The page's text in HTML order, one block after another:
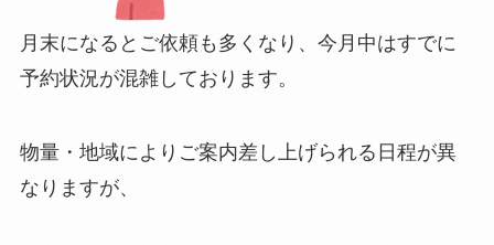
月末になるとご依頼も多くなり、今月中はすでに
予約状況が混雑しております。
物量・地域によりご案内差し上げられる日程が異
なりますが、